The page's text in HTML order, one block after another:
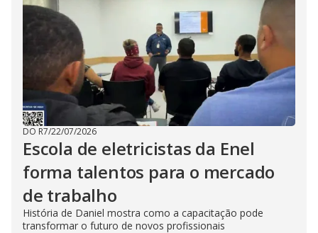
DO R7/22/07/2026
Escola de eletricistas da Enel
forma talentos para o mercado
de trabalho
História de Daniel mostra como a capacitação pode
transformar o futuro de novos profissionais